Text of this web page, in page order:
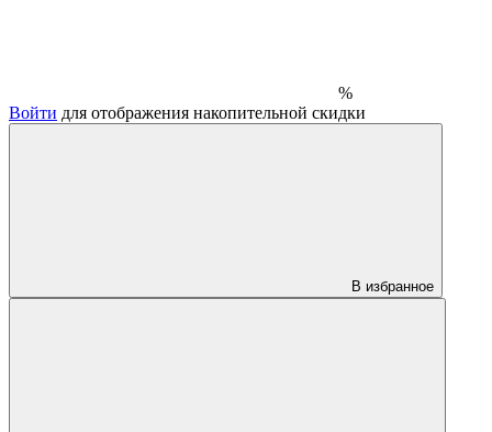
%
Войти для отображения накопительной скидки
В избранное